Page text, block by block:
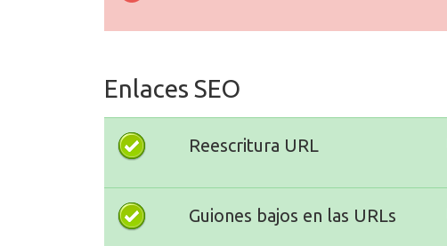
Enlaces SEO
Reescritura URL
Guiones bajos en las URLs